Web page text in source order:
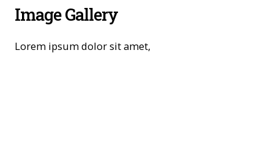
Image Gallery
Lorem ipsum dolor sit amet,